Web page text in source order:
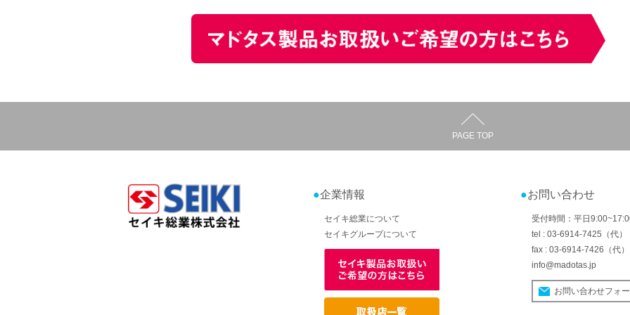
PAGE TOP
企業情報
セイキ総業について
セイキグループについて
お問い合わせ
受付時間：平日
tel : 03-6914-7425（代）
fax : 03-6914-7426（代）
info@madotas.jp
お問い合わせフォ